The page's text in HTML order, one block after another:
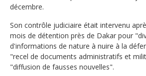
décembre.
Son contrôle judiciaire était intervenu
mois de détention près de Dakar pour
d'informations de nature à nuire à la
"recel de documents administratifs et
"diffusion de fausses nouvelles".